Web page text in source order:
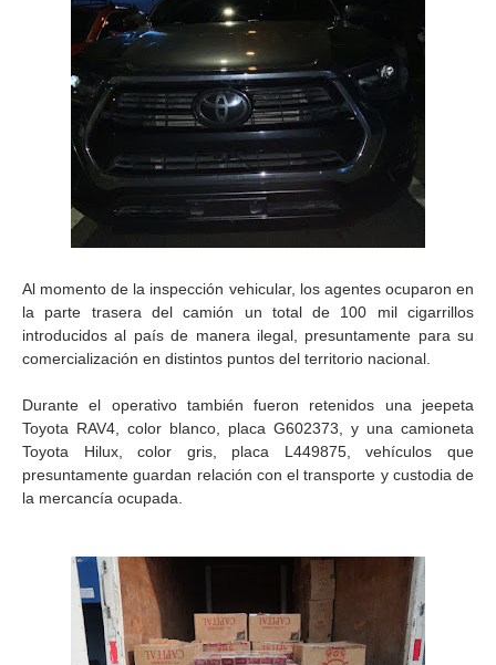
Al momento de la inspección vehicular, los agentes ocuparon en
la parte trasera del camión un total de 100 mil cigarrillos
introducidos al país de manera ilegal, presuntamente para su
comercialización en distintos puntos del territorio nacional.
Durante el operativo también fueron retenidos una jeepeta
Toyota RAV4, color blanco, placa G602373, y una camioneta
Toyota Hilux, color gris, placa L449875, vehículos que
presuntamente guardan relación con el transporte y custodia de
la mercancía ocupada.